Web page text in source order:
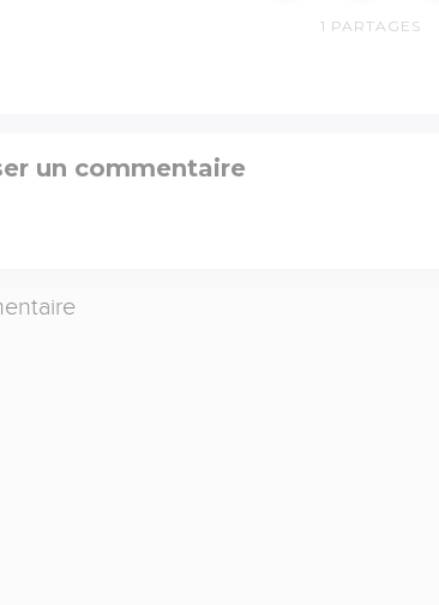
1 PARTAGES
un commentaire